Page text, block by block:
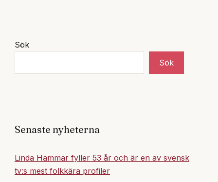
Sök
Sök
Senaste nyheterna
Linda Hammar fyller 53 år och är en av svensk
tv:s mest folkkära profiler